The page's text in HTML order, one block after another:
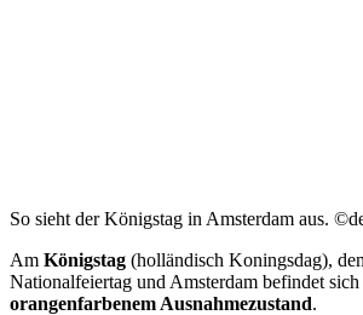
So sieht der Königstag in Amsterdam aus.
Am Königstag (holländisch Koningsdag),
Nationalfeiertag und Amsterdam befindet
orangenfarbenem Ausnahmezustand.